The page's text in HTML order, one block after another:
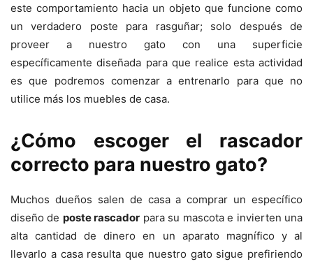
este comportamiento hacia un objeto que funcione como
un verdadero poste para rasguñar; solo después de
proveer a nuestro gato con una superficie
específicamente diseñada para que realice esta actividad
es que podremos comenzar a entrenarlo para que no
utilice más los muebles de casa.
¿Cómo escoger el rascador
correcto para nuestro gato?
Muchos dueños salen de casa a comprar un específico
diseño de poste rascador para su mascota e invierten una
alta cantidad de dinero en un aparato magnífico y al
llevarlo a casa resulta que nuestro gato sigue prefiriendo